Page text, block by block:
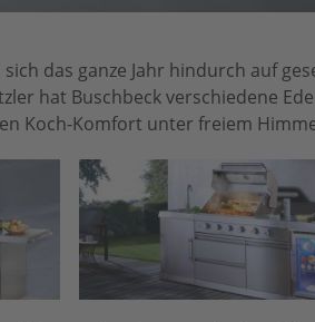
das ganze Jahr hindurch auf
hat Buschbeck verschiedene
Koch-Komfort unter freiem